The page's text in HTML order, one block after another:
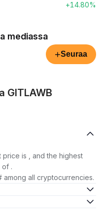
+14.80%
mediassa
+Seuraa
GITLAWB
is , and the highest
of .
among all cryptocurrencies.